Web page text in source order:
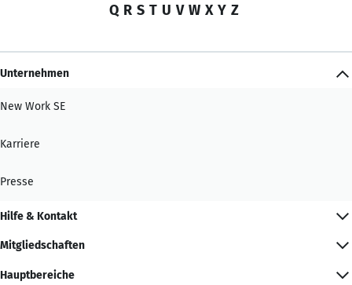
Q R S T U V W X Y Z
Unternehmen
New Work SE
Karriere
Presse
Hilfe & Kontakt
Mitgliedschaften
Hauptbereiche